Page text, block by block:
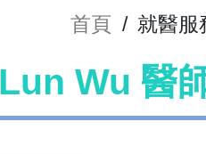
首頁 / 就醫服
Wu 醫